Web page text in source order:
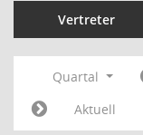
Vertreter
Quartal
Aktuell